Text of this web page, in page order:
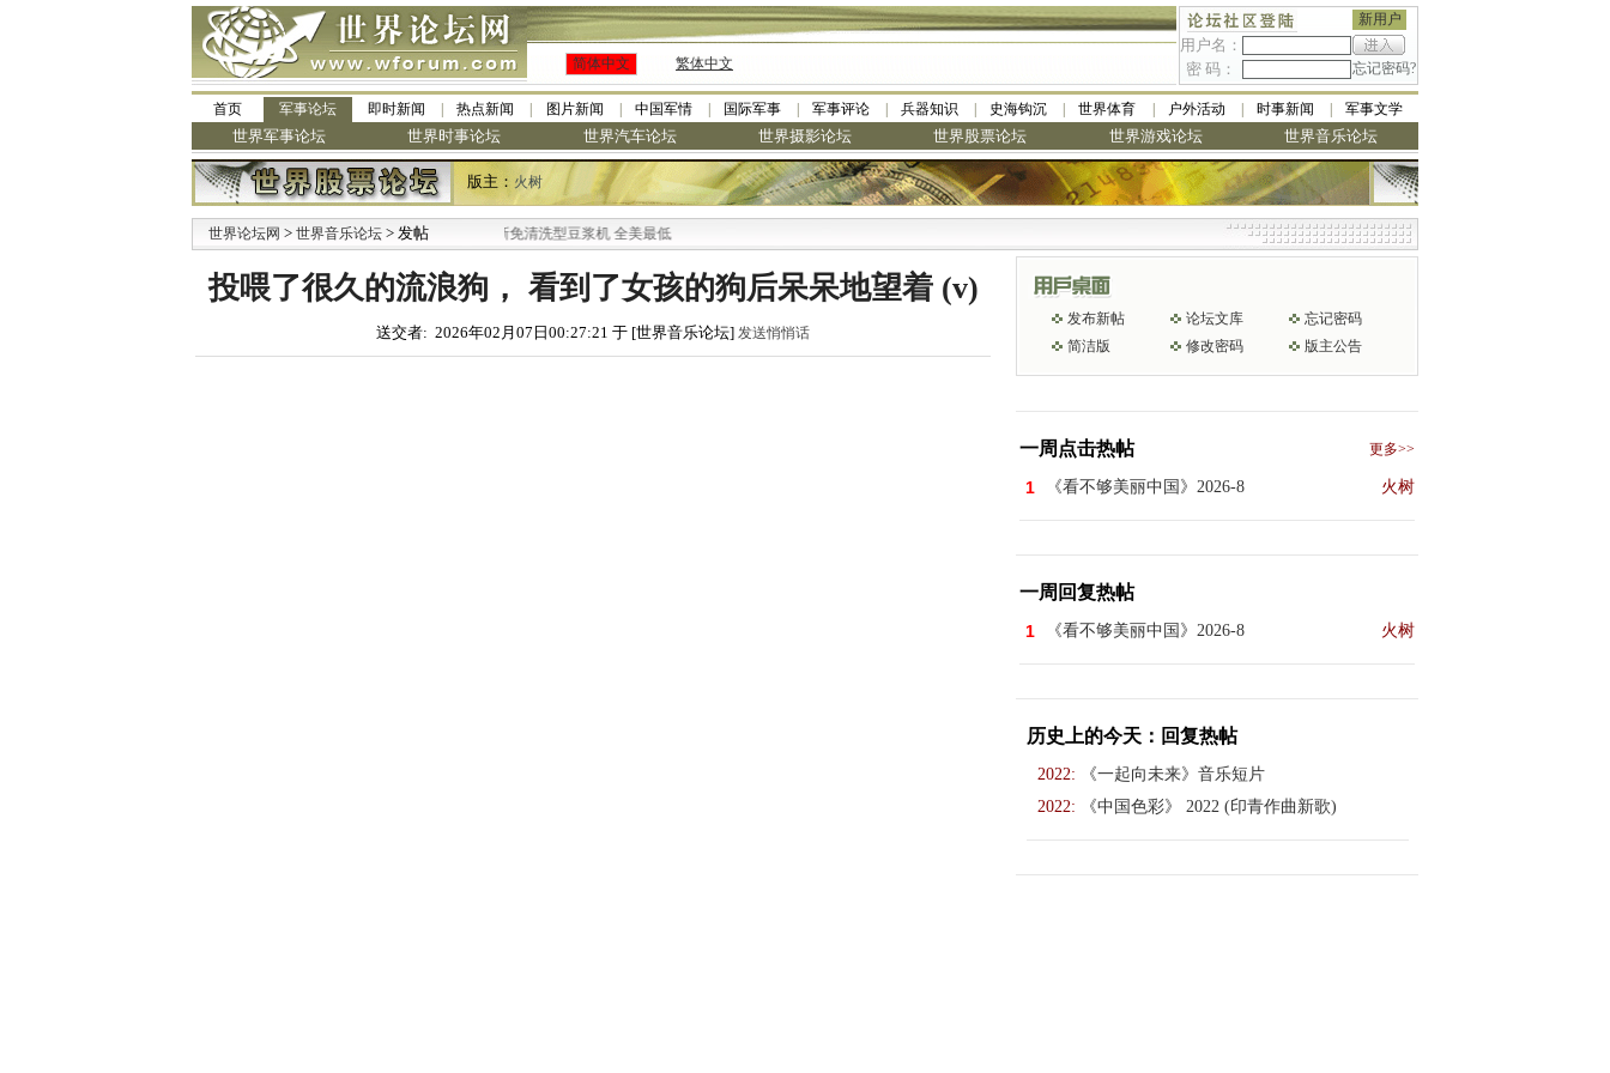
新用户
用户名：
密 码：
忘记密码?
简体中文 繁体中文
首页 军事论坛 即时新闻 热点新闻 图片新闻 中国军情 国际军事 军事评论 兵器知识 史海钩沉 世界体育 户外活动 时事新闻 军事文学
世界军事论坛 世界时事论坛 世界汽车论坛 世界摄影论坛 世界股票论坛 世界游戏论坛 世界音乐论坛
版主： 火树
世界论坛网 > 世界音乐论坛 > 发帖
·九阳全新免清洗型豆浆机 全美最低
投喂了很久的流浪狗， 看到了女孩的狗后呆呆地望着 (v)
送交者: 2026年02月07日00:27:21 于 [世界音乐论坛] 发送悄悄话
发布新帖 论坛文库
忘记密码
简洁版
修改密码 版主公告
一周点击热帖 更多>>
1 《看不够美丽中国》2026-8 火树
一周回复热帖
1 《看不够美丽中国》2026-8 火树
历史上的今天：回复热帖
2022:
《一起向未来》音乐短片
2022:
《中国色彩》 2022 (印青作曲新歌)